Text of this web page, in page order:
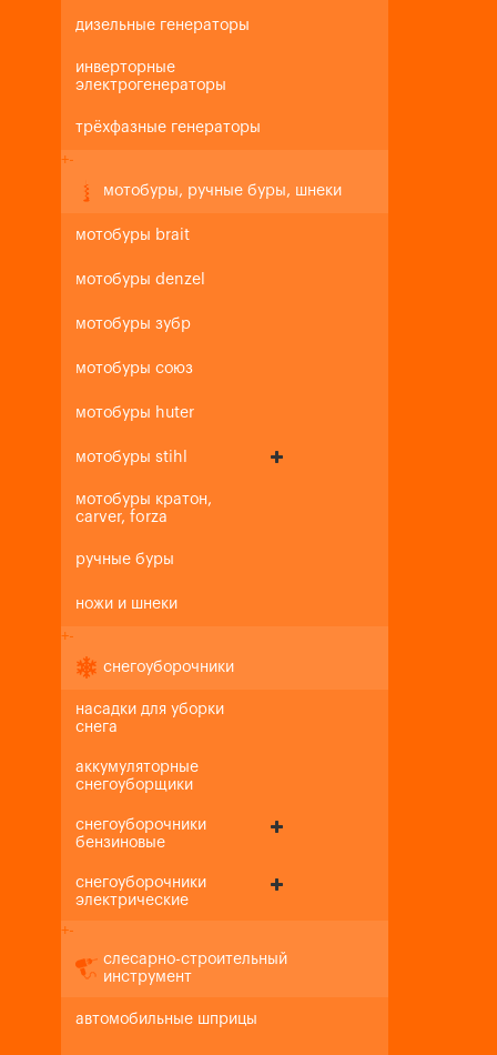
дизельные генераторы
инверторные
электрогенераторы
трёхфазные генераторы
+-
мотобуры, ручные буры, шнеки
мотобуры brait
мотобуры denzel
мотобуры зубр
мотобуры союз
мотобуры huter
мотобуры stihl
мотобуры кратон,
carver, forza
ручные буры
ножи и шнеки
+-
снегоуборочники
насадки для уборки
снега
аккумуляторные
снегоуборщики
снегоуборочники
бензиновые
снегоуборочники
электрические
+-
слесарно-строительный
инструмент
автомобильные шприцы